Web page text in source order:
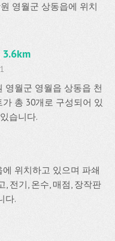
영월군 상동읍에 위치
영월군 영월읍 상동읍 천
총 30개로 구성되어 있
습니다.
위치하고 있으며 파쇄
전기, 온수, 매점, 장작판
다.